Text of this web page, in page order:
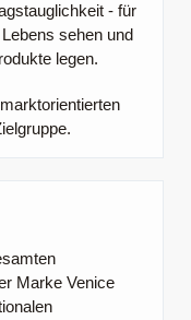
- für
sehen und
legen.
Marke Venice